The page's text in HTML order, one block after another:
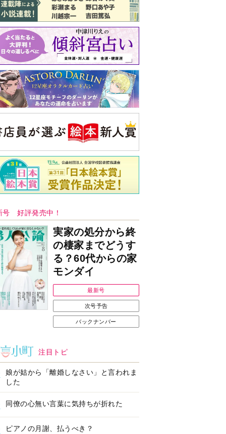
注目トピ
娘が姑から「離婚しなさい」と言われま
した
同僚の心無い言葉に気持ちが折れた
ピアノの月謝、払うべき？
公論新社の本
もうじきたべられるぼく
はせがわゆうじ 作
詳しくみる
フォメーション
で始める遺言を書
の準備セミナー開
耳にすっぽり！オーテ
ィコン補聴器、新しい
スタイルで All in Ear
の「オーティコン ジー
ル」を発売
オープンイヤー
ヤホン「kikippa イ
ン HERALBONY
」発売
ージについてのお詫び
と訂正